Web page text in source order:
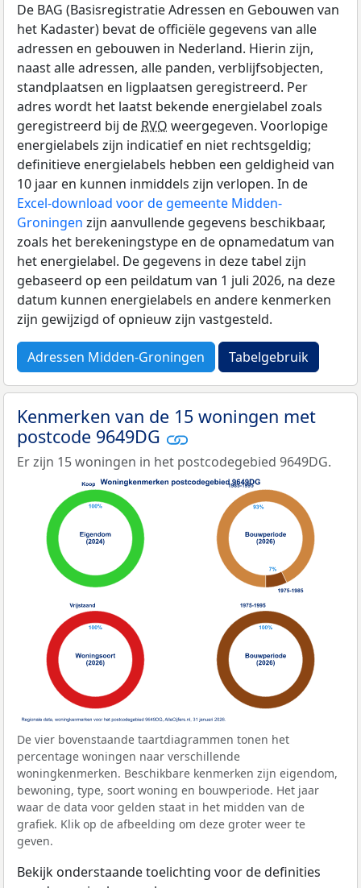
De BAG (Basisregistratie Adressen en Gebouwen van
het Kadaster) bevat de officiële gegevens van alle
adressen en gebouwen in Nederland. Hierin zijn,
naast alle adressen, alle panden, verblijfsobjecten,
standplaatsen en ligplaatsen geregistreerd. Per
adres wordt het laatst bekende energielabel zoals
geregistreerd bij de RVO weergegeven. Voorlopige
energielabels zijn indicatief en niet rechtsgeldig;
definitieve energielabels hebben een geldigheid van
10 jaar en kunnen inmiddels zijn verlopen. In de
Excel-download voor de gemeente Midden-
Groningen zijn aanvullende gegevens beschikbaar,
zoals het berekeningstype en de opnamedatum van
het energielabel. De gegevens in deze tabel zijn
gebaseerd op een peildatum van 1 juli 2026, na deze
datum kunnen energielabels en andere kenmerken
zijn gewijzigd of opnieuw zijn vastgesteld.
Adressen Midden-Groningen Tabelgebruik
Kenmerken van de 15 woningen met
postcode 9649DG
Er zijn 15 woningen in het postcodegebied 9649DG.
De vier bovenstaande taartdiagrammen tonen het
percentage woningen naar verschillende
woningkenmerken. Beschikbare kenmerken zijn eigendom,
bewoning, type, soort woning en bouwperiode. Het jaar
waar de data voor gelden staat in het midden van de
grafiek. Klik op de afbeelding om deze groter weer te
geven.
Bekijk onderstaande toelichting voor de definities